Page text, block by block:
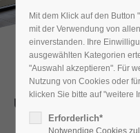
Unsere
Mit dem Klick auf den
mit der Verwendung von
einverstanden. Ihre
ausgewählten Kategorien
"Auswahl akzeptieren". Für
Nutzung von Cookies oder
klicken Sie bitte auf "weitere
Erforderlich*
Notwendige Cookies